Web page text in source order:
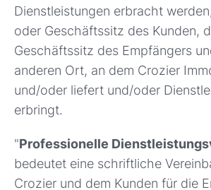
Dienstleistungen erbracht
oder Geschäftssitz des Kunden,
Geschäftssitz des Empfängers
anderen Ort, an dem Crozier
und/oder liefert und/oder
erbringt.
"Professionelle
bedeutet eine schriftliche
Crozier und dem Kunden für die